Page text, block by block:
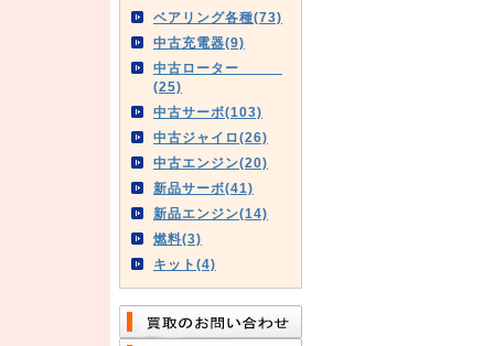
ベアリング各種(73)
中古充電器(9)
中古ローター
(25)
中古サーボ(103)
中古ジャイロ(26)
中古エンジン(20)
新品サーボ(41)
新品エンジン(14)
燃料(3)
キット(4)